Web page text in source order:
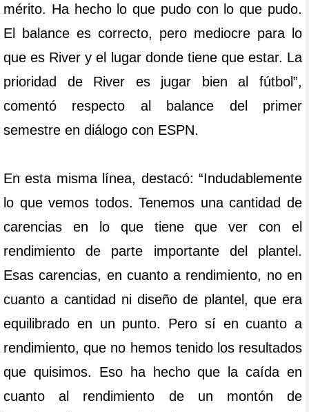
mérito. Ha hecho lo que pudo con lo que pudo.
El balance es correcto, pero mediocre para lo
que es River y el lugar donde tiene que estar. La
prioridad de River es jugar bien al fútbol”,
comentó respecto al balance del primer
semestre en diálogo con ESPN.
En esta misma línea, destacó: “Indudablemente
lo que vemos todos. Tenemos una cantidad de
carencias en lo que tiene que ver con el
rendimiento de parte importante del plantel.
Esas carencias, en cuanto a rendimiento, no en
cuanto a cantidad ni diseño de plantel, que era
equilibrado en un punto. Pero sí en cuanto a
rendimiento, que no hemos tenido los resultados
que quisimos. Eso ha hecho que la caída en
cuanto al rendimiento de un montón de